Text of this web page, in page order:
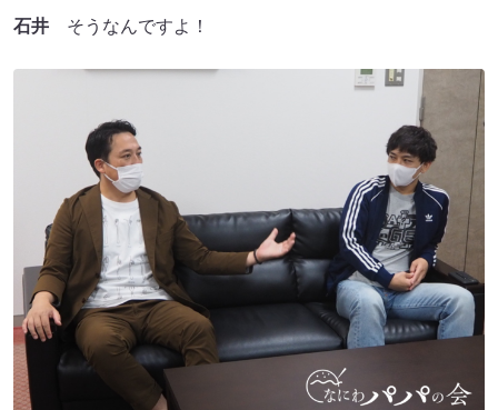
石井 そうなんですよ！